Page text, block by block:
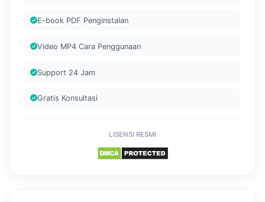
E-book PDF Penginstalan
Video MP4 Cara Penggunaan
Support 24 Jam
Gratis Konsultasi
LISENSI RESMI